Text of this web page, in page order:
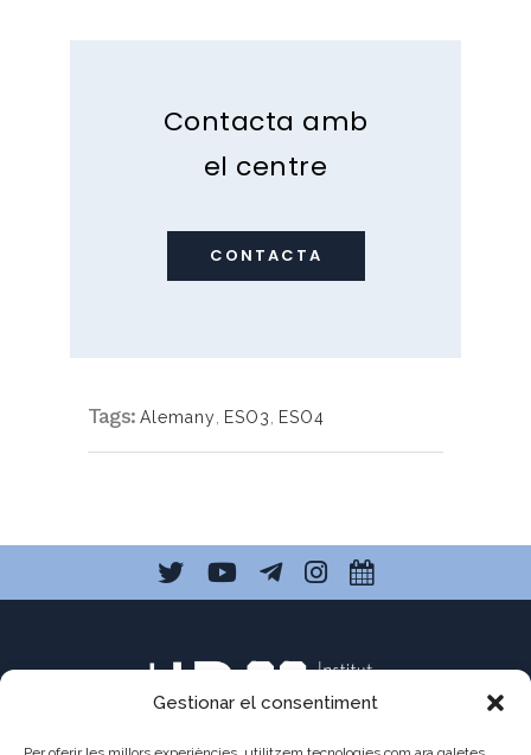
Gestionar el consentiment
Contacta amb
el centre
CONTACTA
Tags: Alemany ESO3 ESO4